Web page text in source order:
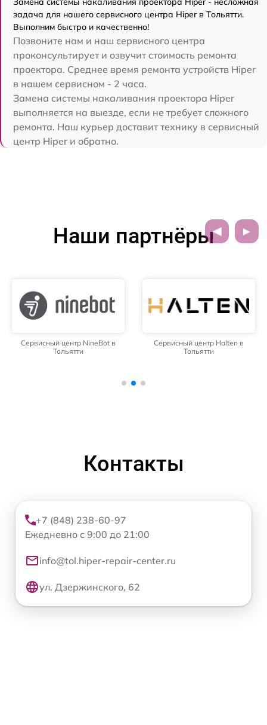
задача для нашего сервисного центра Hiper в Тольятти.
Выполним быстро и качественно!
Позвоните нам и наш сервисного центра
проконсультирует и озвучит стоимость ремонта
проектора. Среднее время ремонта устройств Hiper
в нашем сервисном - 2 часа.
Замена системы накаливания проектора Hiper
выполняется на выезде, если не требует сложного
ремонта. Наш курьер доставит технику в сервисный
центр Hiper и обратно.
Наши партнёры
Сервисный центр NineBot в
Тольятти
Сервисный центр Halten в
Тольятти
Контакты
+7 (848) 238-60-97
Ежедневно с 9:00 до 21:00
info@tol.hiper-repair-center.ru
ул. Дзержинского, 62